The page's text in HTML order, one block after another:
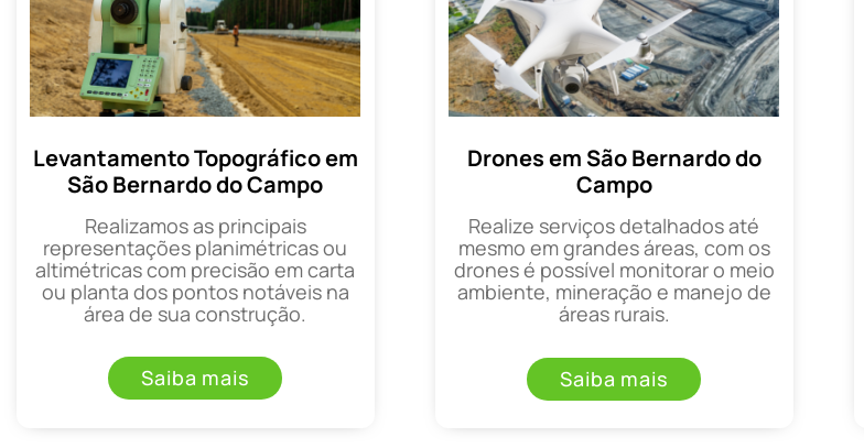
Levantamento Topográfico em
São Bernardo do Campo
Realizamos as principais
representações planimétricas ou
altimétricas com precisão em carta
ou planta dos pontos notáveis na
área de sua construção.
Saiba mais
Drones em São Bernardo do
Campo
Realize serviços detalhados até
mesmo em grandes áreas, com os
drones é possível monitorar o meio
ambiente, mineração e manejo de
áreas rurais.
Saiba mais